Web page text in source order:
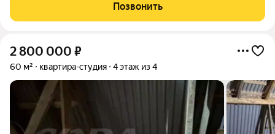
Позвонить
2 800 000 ₽
60 м² квартира-студия 4 этаж из 4